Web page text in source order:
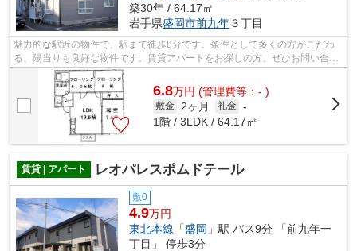
築30年 / 64.17㎡
岩手県盛岡市前九年３丁目
魅力的な駅近の物件で、駅まで徒歩8分です。条件として多くの方がこだわ
る、陽当りも良好な物件です。賃貸アパートをお探しの方、ぜひお問い合わ
せください。盛岡市で新しい住環境をお...
6.8万円 (管理費等：- )
敷金 2ヶ月 礼金 -
1階 / 3LDK / 64.17㎡
賃貸 | アパート レオパレスポムドテール
敷0
4.9万円
東北本線 「盛岡 」駅 バス9分 「前九年一
丁目」 停歩3分